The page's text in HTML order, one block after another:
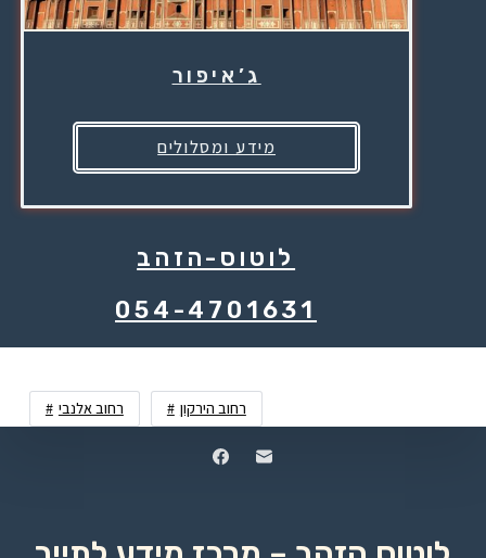
ג’איפור
מידע ומסלולים
לוטוס-הזהב
054-4701631
רחוב אלנבי רחוב הירקון